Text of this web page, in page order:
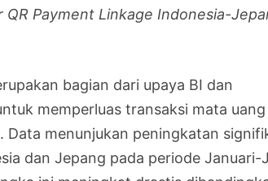
QR Payment Linkage Indonesia-
bagian dari upaya BI dan
memperluas transaksi mata
Data menunjukan peningkatan
dan Jepang pada periode Januari-